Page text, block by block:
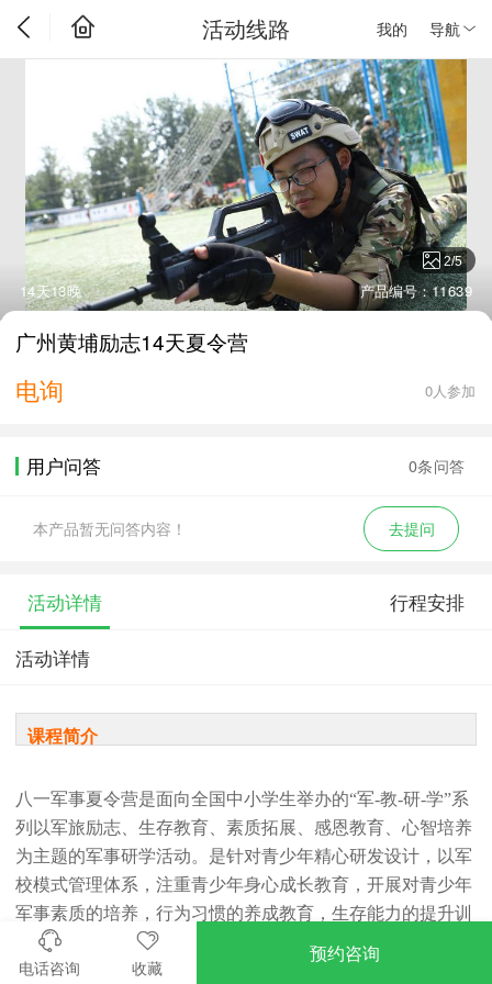
我的 导航
活动线路
2/5
14天13晚 产品编号：11639
广州黄埔励志14天夏令营
电询 0人参加
用户问答 0条问答
本产品暂无问答内容！ 去提问
活动详情 行程安排
活动详情
课程简介
八一军事夏令营是面向全国中小学生举办的“军-教-研-学”系
列以军旅励志、生存教育、素质拓展、感恩教育、心智培养
为主题的军事研学活动。是针对青少年精心研发设计，以军
校模式管理体系，注重青少年身心成长教育，开展对青少年
军事素质的培养，行为习惯的养成教育，生存能力的提升训
练。八一军事训练营始终坚持军营文化与校园文化相结合的
教育理念，课程设计上既具有军营特色，又符合青少年年龄
电话咨询 收藏
预约咨询